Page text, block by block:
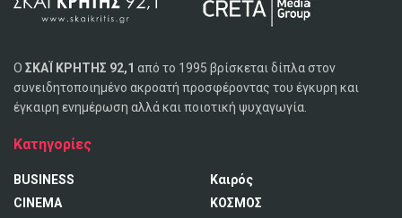
Ο ΣΚΑΪ ΚΡΗΤΗΣ 92,1 από το 1995 βρίσκεται δίπλα στον
συνειδητοποιημένο ακροατή προσφέροντας του έγκυρη και
έγκαιρη ενημέρωση αλλά και ποιοτική ψυχαγωγία.
Κατηγορίες
BUSINESS
CINEMA
Καιρός
ΚΟΣΜΟΣ